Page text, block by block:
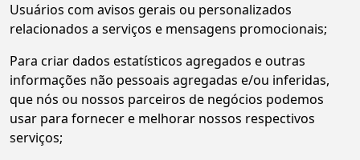
Usuários com avisos gerais ou personalizados
relacionados a serviços e mensagens promocionais;
Para criar dados estatísticos agregados e outras
informações não pessoais agregadas e/ou inferidas,
que nós ou nossos parceiros de negócios podemos
usar para fornecer e melhorar nossos respectivos
serviços;